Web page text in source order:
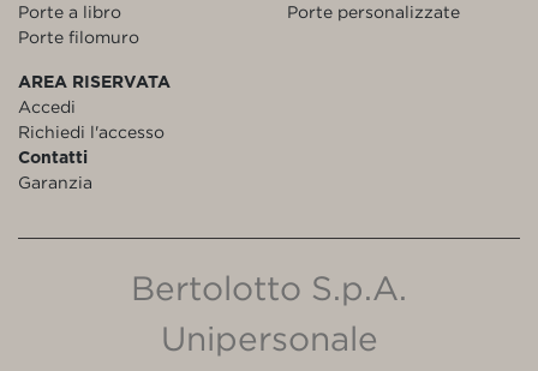
Porte a libro
Porte filomuro
Porte personalizzate
AREA RISERVATA
Accedi
Richiedi l'accesso
Contatti
Garanzia
Bertolotto S.p.A.
Unipersonale